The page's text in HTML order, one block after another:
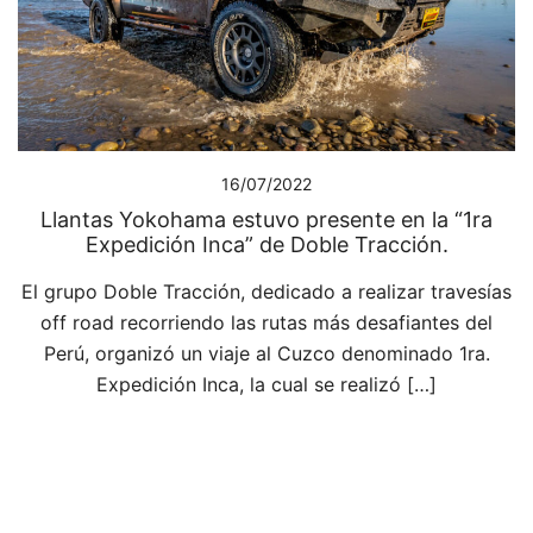
16/07/2022
Llantas Yokohama estuvo presente en la “1ra
Expedición Inca” de Doble Tracción.
El grupo Doble Tracción, dedicado a realizar travesías
off road recorriendo las rutas más desafiantes del
Perú, organizó un viaje al Cuzco denominado 1ra.
Expedición Inca, la cual se realizó […]